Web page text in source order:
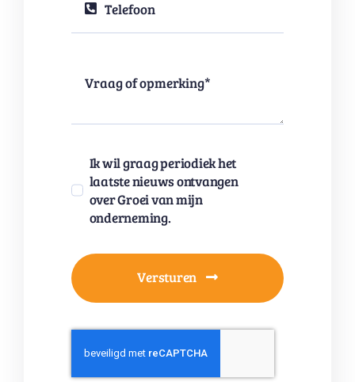
Ik wil graag periodiek het
laatste nieuws ontvangen
over Groei van mijn
onderneming.
Versturen